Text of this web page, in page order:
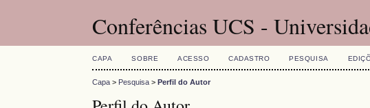
Conferências UCS -
CAPA SOBRE ACESSO CADASTRO PESQUISA
Capa > Pesquisa >Perfil do Autor